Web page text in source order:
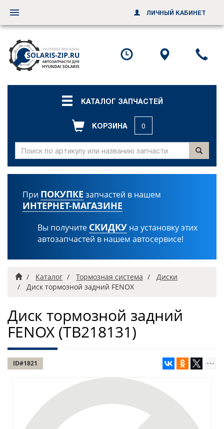
КАТАЛОГ ЗАПЧАСТЕЙ
КОРЗИНА 0
При ПОКУПКЕ запчастей в нашем
ИНТЕРНЕТ-МАГАЗИНЕ
Вы получите СКИДКУ на установку этих
автозапчастей в нашем автосервисе!
ГлавнаяКаталог Тормозная система
Диски
Диск тормозной задний FENOX
Диск тормозной задний
FENOX (TB218131)
ID#1821
Переключить
навигацию
ЛИЧНЫЙ КАБИНЕТ
Посмотреть
график схему